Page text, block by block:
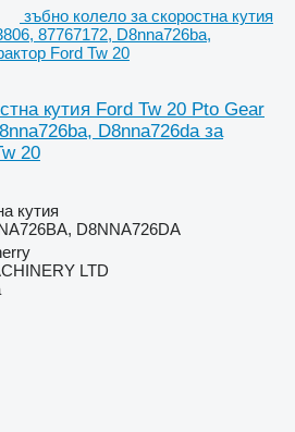
зъбно колело за скоростна кутия
87767172, D8nna726ba,
Ford Tw 20
кутия Ford Tw 20 Pto Gear
D8nna726da за
20
кутия
D8NNA726DA
LTD